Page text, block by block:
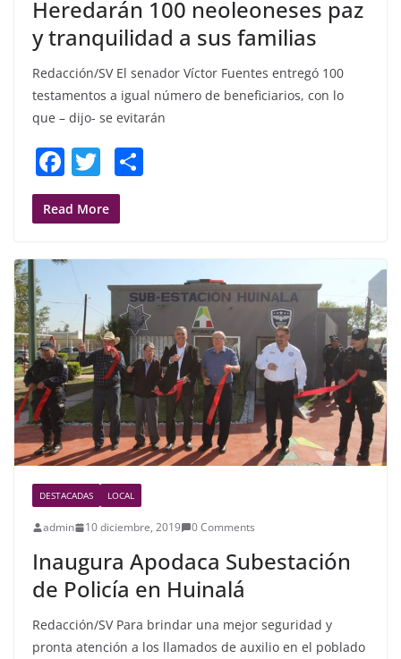
Heredarán 100 neoleoneses paz
y tranquilidad a sus familias
Redacción/SV El senador Víctor Fuentes entregó 100
testamentos a igual número de beneficiarios, con lo
que – dijo- se evitarán
F
a
c
b
o
o
k
T
w
itt
Read More
DESTACADAS LOCAL
admin 10 diciembre, 2019 0 Comments
Inaugura Apodaca Subestación
de Policía en Huinalá
Redacción/SV Para brindar una mejor seguridad y
pronta atención a los llamados de auxilio en el poblado